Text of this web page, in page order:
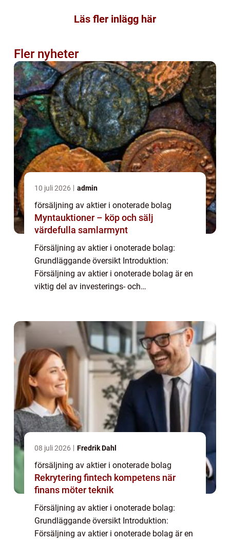
Läs fler inlägg här
Fler nyheter
10 juli 2026 admin
försäljning av aktier i onoterade bolag
Myntauktioner – köp och sälj
värdefulla samlarmynt
Försäljning av aktier i onoterade bolag:
Grundläggande översikt Introduktion:
Försäljning av aktier i onoterade bolag är en
viktig del av investerings- och
utforska försäljn...
08 juli 2026 Fredrik Dahl
försäljning av aktier i onoterade bolag
Rekrytering fintech kompetens när
finans möter teknik
Försäljning av aktier i onoterade bolag:
Grundläggande översikt Introduktion:
Försäljning av aktier i onoterade bolag är en